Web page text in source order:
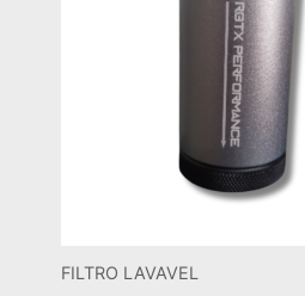
FILTRO LAVAVEL